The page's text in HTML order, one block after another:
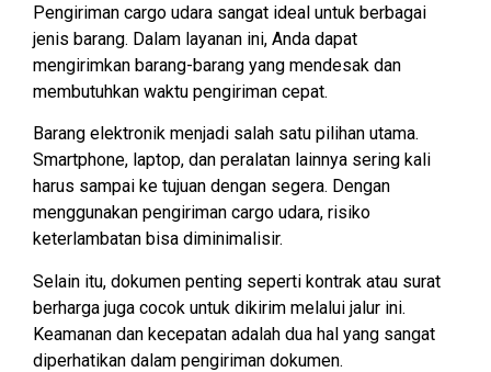
Pengiriman cargo udara sangat ideal untuk berbagai
jenis barang. Dalam layanan ini, Anda dapat
mengirimkan barang-barang yang mendesak dan
membutuhkan waktu pengiriman cepat.
Barang elektronik menjadi salah satu pilihan utama.
Smartphone, laptop, dan peralatan lainnya sering kali
harus sampai ke tujuan dengan segera. Dengan
menggunakan pengiriman cargo udara, risiko
keterlambatan bisa diminimalisir.
Selain itu, dokumen penting seperti kontrak atau surat
berharga juga cocok untuk dikirim melalui jalur ini.
Keamanan dan kecepatan adalah dua hal yang sangat
diperhatikan dalam pengiriman dokumen.